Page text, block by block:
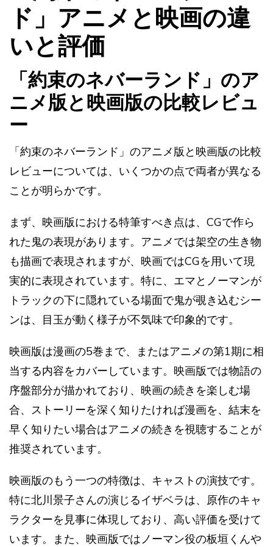
ド」アニメと映画の違
いと評価
「約束のネバーランド」のア
ニメ版と映画版の比較レビュ
ー
「約束のネバーランド」のアニメ版と映画版の比較
レビューについては、いくつかの点で両者が異なる
ことが明らかです。
まず、映画版における特筆すべき点は、CGで作ら
れた鬼の表現があります。アニメでは架空の生き物
も描画で表現されますが、映画ではCGを用いて現
実的に表現されています。特に、エマとノーマンが
トラックの下に隠れている場面で鬼が覗き込むシー
ンは、目玉が動く様子が不気味で印象的です​​。
映画版は漫画の5巻まで、またはアニメの第1期に相
当する内容をカバーしています。映画版では物語の
序盤部分が描かれており、映画の続きを楽しむ場
合、ストーリーを深く知りたければ漫画を、結末を
早く知りたい場合はアニメの続きを視聴することが
推奨されています​​。
映画版のもう一つの特徴は、キャストの演技です。
特に北川景子さんの演じるイザベラは、原作のキャ
ラクターを見事に体現しており、高い評価を受けて
います。また、映画版ではノーマン役の板垣くんや